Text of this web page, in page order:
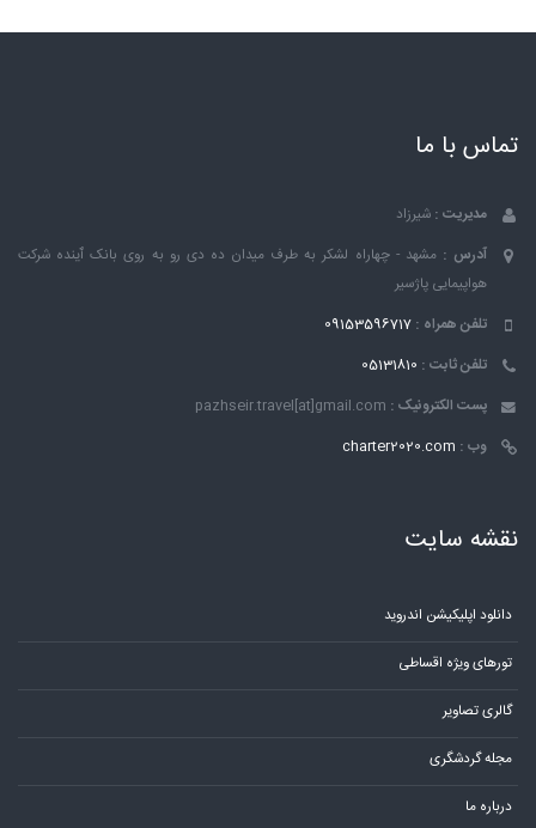
تماس با ما
مدیریت : شیرزاد
آدرس : مشهد - چهاراه لشکر به طرف میدان ده دی رو به روی بانک ٱینده شرکت
هواپیمایی پاژسیر
تلفن همراه : 09153596717
تلفن ثابت : 05131810
پست الکترونیک : pazhseir.travel[at]gmail.com
وب : charter2020.com
نقشه سایت
دانلود اپلیکیشن اندروید
تورهای ویژه اقساطی
گالری تصاویر
مجله گردشگری
درباره ما